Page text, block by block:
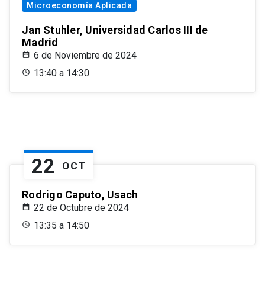
Microeconomía Aplicada
Jan Stuhler, Universidad Carlos III de
Madrid
6 de Noviembre de 2024
13:40 a 14:30
22 OCT
Rodrigo Caputo, Usach
22 de Octubre de 2024
13:35 a 14:50